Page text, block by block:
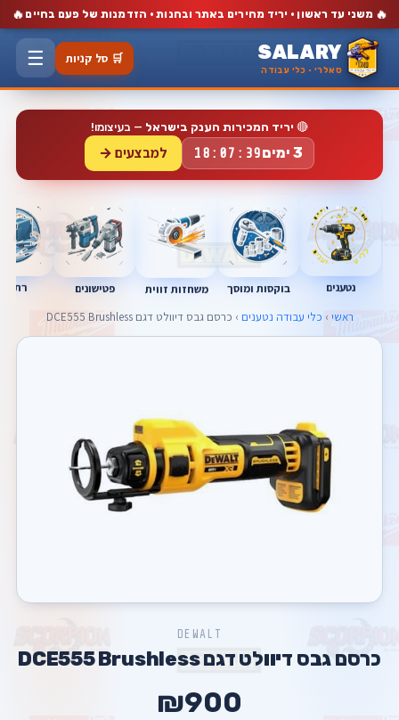
🔥 משני עד ראשון · יריד מחירים באתר ובחנות · הזדמנות של פעם בחיים 🔥
SALARY
סאלרי · כלי עבודה
🛒 סל קניות ☰
🔴 יריד המכירות הענק בישראל — בעיצומו!
3 ימים 18:07:39 למבצעים →
נטענים בוקסות ומוסך משחזות זווית פטישונים
ראשי › כלי עבודה נטענים › כרסם גבס דיוולט דגם DCE555 Brushless
DEWALT
כרסם גבס דיוולט דגם DCE555 Brushless
₪900